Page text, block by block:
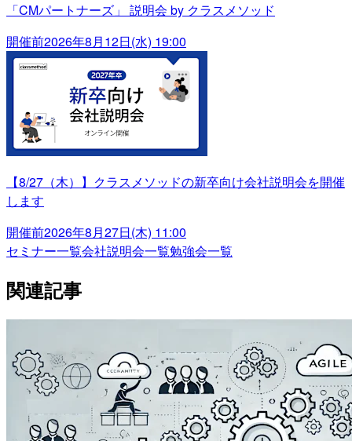
「CMパートナーズ」 説明会 by クラスメソッド
開催前2026年8月12日(水) 19:00
【8/27（木）】クラスメソッドの新卒向け会社説明会を開催
します
開催前2026年8月27日(木) 11:00
セミナー一覧会社説明会一覧勉強会一覧
関連記事